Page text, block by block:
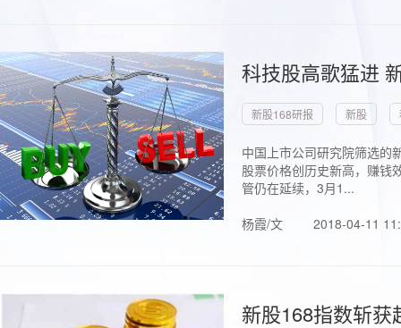
科技股高歌猛进
新股168研报 新股
中国上市公司研究院筛选的
股票价格创历史新高，赚钱
管仍在延续，3月1...
杨霞/文
2018-04-11
新股168指数斩